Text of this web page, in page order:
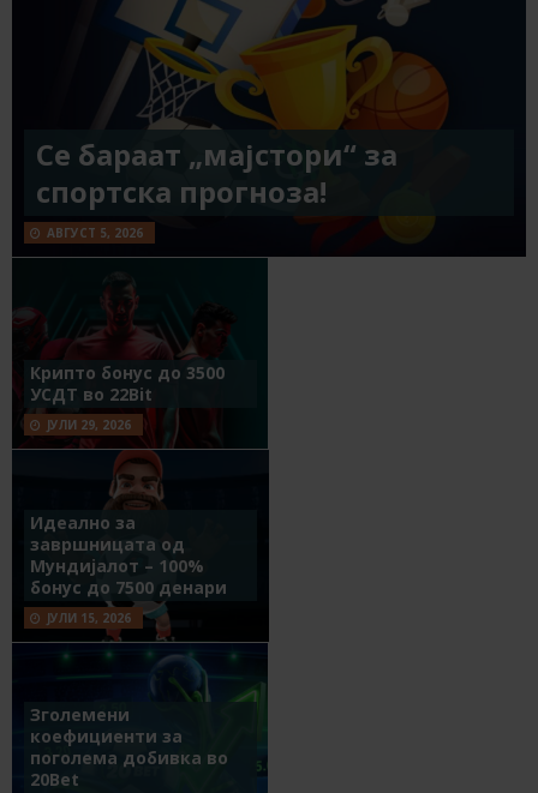
Се бараат „мајстори“ за
спортска прогноза!
АВГУСТ 5, 2026
Крипто бонус до 3500
УСДТ во 22Bit
ЈУЛИ 29, 2026
Идеално за
завршницата од
Мундијалот – 100%
бонус до 7500 денари
ЈУЛИ 15, 2026
Зголемени
коефициенти за
поголема добивка во
20Bet